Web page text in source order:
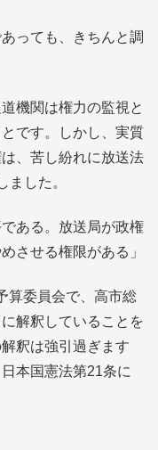
っても、きちんと調
機関は権力の監視と
です。しかし、実質
、苦し紛れに放送法
ました。
ある。放送局が政権
させる権限がある」
算委員会で、高市総
解釈していることを
釈は強引過ぎます
本国憲法第21条に